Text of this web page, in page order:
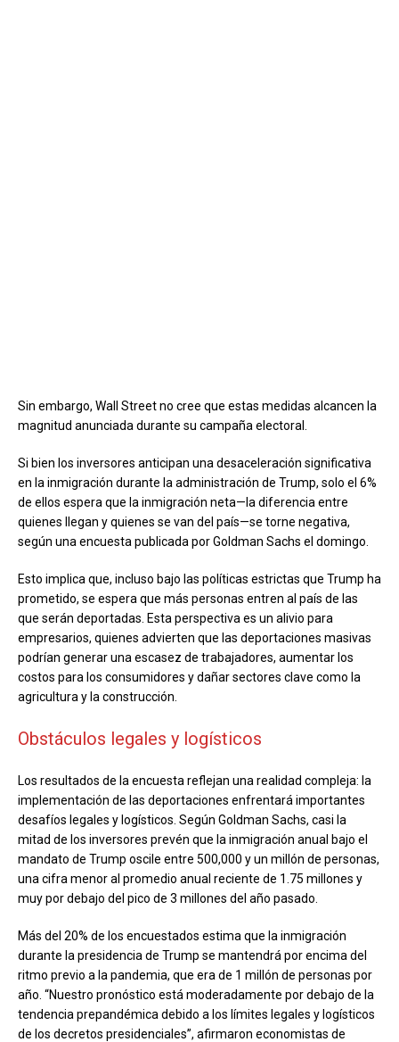
Sin embargo, Wall Street no cree que estas medidas alcancen la
magnitud anunciada durante su campaña electoral.
Si bien los inversores anticipan una desaceleración significativa
en la inmigración durante la administración de Trump, solo el 6%
de ellos espera que la inmigración neta—la diferencia entre
quienes llegan y quienes se van del país—se torne negativa,
según una encuesta publicada por Goldman Sachs el domingo.
Esto implica que, incluso bajo las políticas estrictas que Trump ha
prometido, se espera que más personas entren al país de las
que serán deportadas. Esta perspectiva es un alivio para
empresarios, quienes advierten que las deportaciones masivas
podrían generar una escasez de trabajadores, aumentar los
costos para los consumidores y dañar sectores clave como la
agricultura y la construcción.
Obstáculos legales y logísticos
Los resultados de la encuesta reflejan una realidad compleja: la
implementación de las deportaciones enfrentará importantes
desafíos legales y logísticos. Según Goldman Sachs, casi la
mitad de los inversores prevén que la inmigración anual bajo el
mandato de Trump oscile entre 500,000 y un millón de personas,
una cifra menor al promedio anual reciente de 1.75 millones y
muy por debajo del pico de 3 millones del año pasado.
Más del 20% de los encuestados estima que la inmigración
durante la presidencia de Trump se mantendrá por encima del
ritmo previo a la pandemia, que era de 1 millón de personas por
año. “Nuestro pronóstico está moderadamente por debajo de la
tendencia prepandémica debido a los límites legales y logísticos
de los decretos presidenciales”, afirmaron economistas de